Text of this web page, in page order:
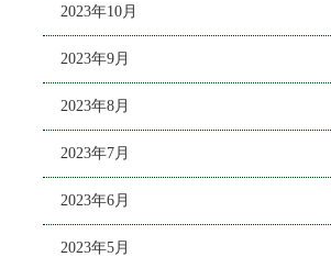
2023年10月
2023年9月
2023年8月
2023年7月
2023年6月
2023年5月